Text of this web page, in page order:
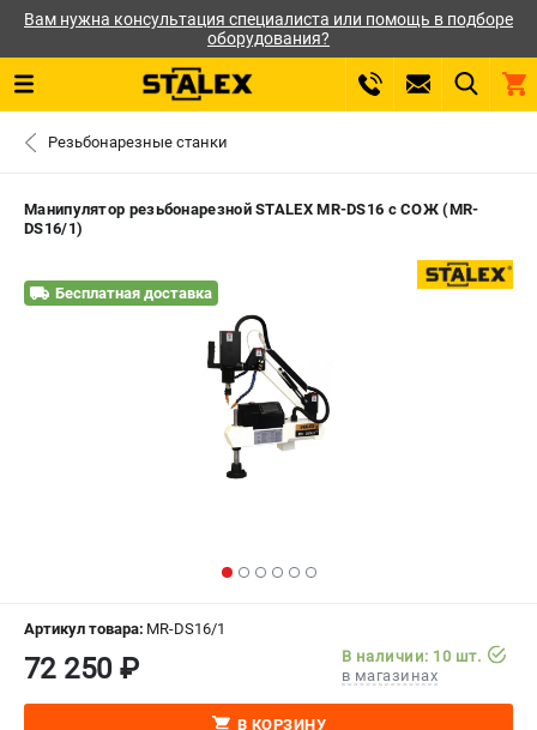
Вам нужна консультация специалиста или помощь в подборе
оборудования?
МАГАЗИНЫ
ИЗБРАННОЕ ( 0 )
ВХОД ИЛИ РЕГИСТРАЦИЯ
ЗАКАЗАТЬ ЗАПЧАСТЬ
САНКТ-ПЕТЕРБУРГ
0 ₽
Резьбонарезные станки
Манипулятор резьбонарезной STALEX MR-DS16 с СОЖ (MR-
DS16/1)
Бесплатная доставка
Артикул товара: MR-DS16/1
72 250 ₽
В наличии: 10 шт.
в магазинах
В КОРЗИНУ